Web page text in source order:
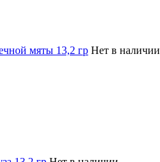
мяты 13,2 гр Нет в наличии